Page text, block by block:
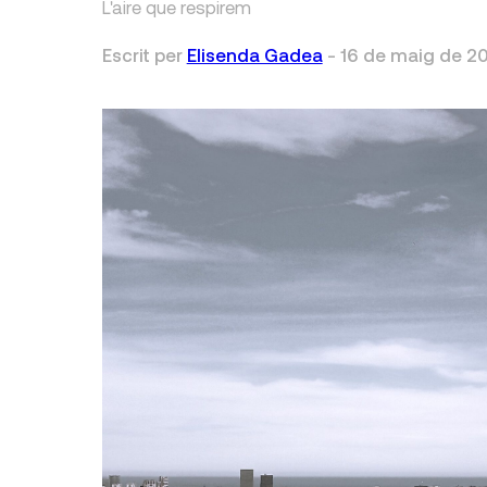
L'aire que respirem
Escrit per Elisenda Gadea- 16 de maig de